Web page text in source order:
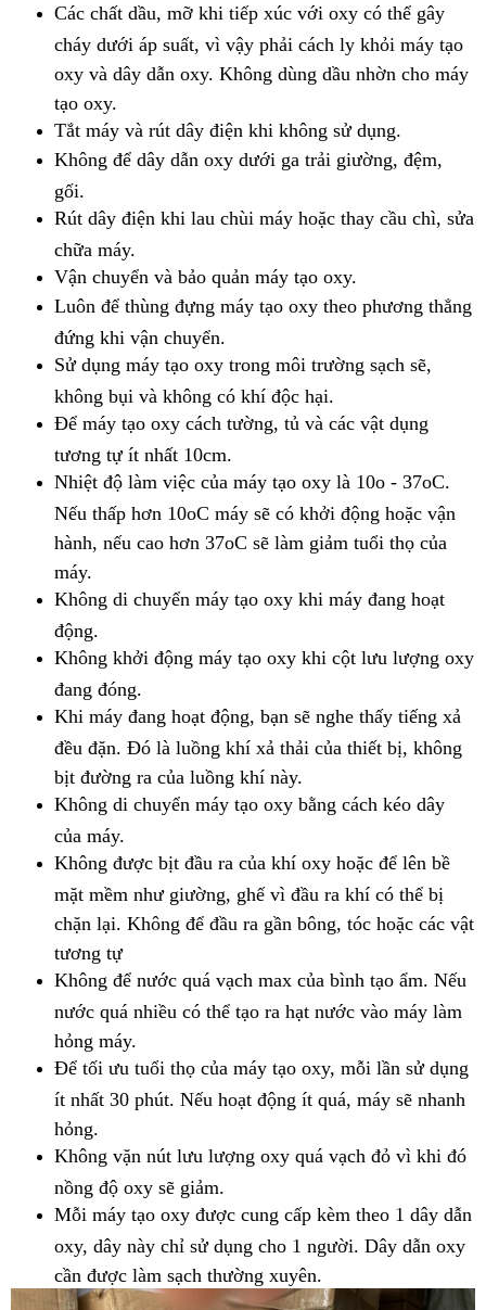
Các chất dầu, mỡ khi tiếp xúc với oxy có thể gây
cháy dưới áp suất, vì vậy phải cách ly khỏi máy tạo
oxy và dây dẫn oxy. Không dùng dầu nhờn cho máy
tạo oxy.
Tắt máy và rút dây điện khi không sử dụng.
Không để dây dẫn oxy dưới ga trải giường, đệm,
gối.
Rút dây điện khi lau chùi máy hoặc thay cầu chì, sửa
chữa máy.
Vận chuyển và bảo quản máy tạo oxy.
Luôn để thùng đựng máy tạo oxy theo phương thẳng
đứng khi vận chuyển.
Sử dụng máy tạo oxy trong môi trường sạch sẽ,
không bụi và không có khí độc hại.
Để máy tạo oxy cách tường, tủ và các vật dụng
tương tự ít nhất 10cm.
Nhiệt độ làm việc của máy tạo oxy là 10o - 37oC.
Nếu thấp hơn 10oC máy sẽ có khởi động hoặc vận
hành, nếu cao hơn 37oC sẽ làm giảm tuổi thọ của
máy.
Không di chuyển máy tạo oxy khi máy đang hoạt
động.
Không khởi động máy tạo oxy khi cột lưu lượng oxy
đang đóng.
Khi máy đang hoạt động, bạn sẽ nghe thấy tiếng xả
đều đặn. Đó là luồng khí xả thải của thiết bị, không
bịt đường ra của luồng khí này.
Không di chuyển máy tạo oxy bằng cách kéo dây
của máy.
Không được bịt đầu ra của khí oxy hoặc để lên bề
mặt mềm như giường, ghế vì đầu ra khí có thể bị
chặn lại. Không để đầu ra gần bông, tóc hoặc các vật
tương tự
Không để nước quá vạch max của bình tạo ẩm. Nếu
nước quá nhiều có thể tạo ra hạt nước vào máy làm
hỏng máy.
Để tối ưu tuổi thọ của máy tạo oxy, mỗi lần sử dụng
ít nhất 30 phút. Nếu hoạt động ít quá, máy sẽ nhanh
hỏng.
Không vặn nút lưu lượng oxy quá vạch đỏ vì khi đó
nồng độ oxy sẽ giảm.
Mỗi máy tạo oxy được cung cấp kèm theo 1 dây dẫn
oxy, dây này chỉ sử dụng cho 1 người. Dây dẫn oxy
cần được làm sạch thường xuyên.